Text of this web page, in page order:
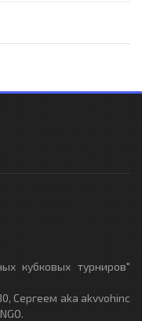
кубковых турниров"
Сергеем aka akvvohinc